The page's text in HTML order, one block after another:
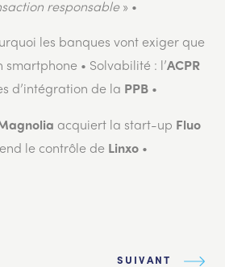
responsable » •
les banques vont exiger que
smartphone • Solvabilité : l’ACPR
d’intégration de la PPB •
acquiert la start-up Fluo
le contrôle de Linxo •
SUIVANT